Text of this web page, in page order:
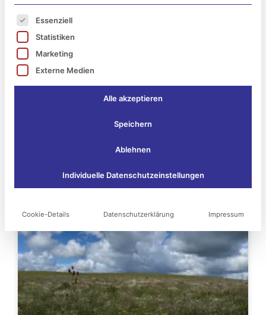
auch interessieren:
SeiteSeiteSeite Seite
Es folgt eine Liste der Service-Gruppen, für die
Essenziell
Statistiken
Marketing
Externe Medien
Alle akzeptieren
Speichern
Ablehnen
Individuelle Datenschutzeinstellungen
Cookie-Details Datenschutzerklärung Impressum